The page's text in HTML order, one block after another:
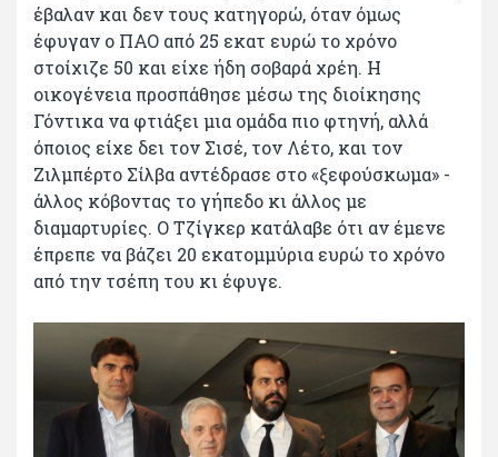
έβαλαν και δεν τους κατηγορώ, όταν όμως
έφυγαν ο ΠΑΟ από 25 εκατ ευρώ το χρόνο
στοίχιζε 50 και είχε ήδη σοβαρά χρέη. Η
οικογένεια προσπάθησε μέσω της διοίκησης
Γόντικα να φτιάξει μια ομάδα πιο φτηνή, αλλά
όποιος είχε δει τον Σισέ, τον Λέτο, και τον
Ζιλμπέρτο Σίλβα αντέδρασε στο «ξεφούσκωμα» -
άλλος κόβοντας το γήπεδο κι άλλος με
διαμαρτυρίες. Ο Τζίγκερ κατάλαβε ότι αν έμενε
έπρεπε να βάζει 20 εκατομμύρια ευρώ το χρόνο
από την τσέπη του κι έφυγε.